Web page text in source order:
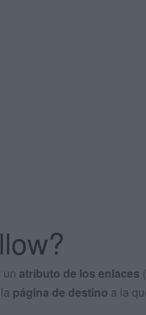
un atributo de los enlaces (
página de destino a la